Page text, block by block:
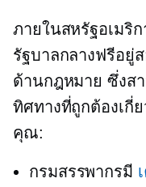
ภายในสหรัฐอเมริ
รัฐบาลกลางฟรีอยู่
ด้านกฎหมาย ซึ่งส
ทิศทางที่ถูกต้องเกี่
คุณ:
กรมสรรพากรมี